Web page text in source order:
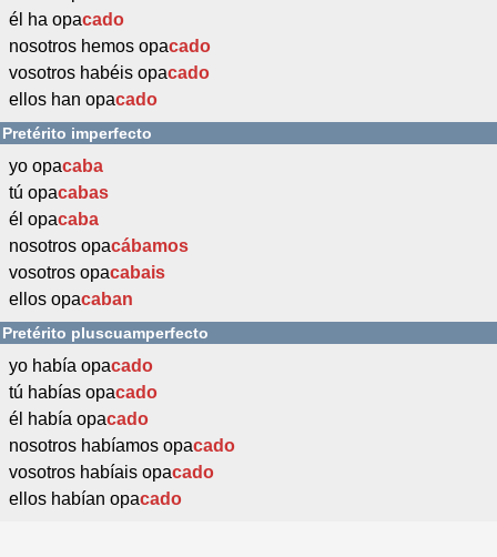
él ha opacado
nosotros hemos opacado
vosotros habéis opacado
ellos han opacado
Pretérito imperfecto
yo opacaba
tú opacabas
él opacaba
nosotros opacábamos
vosotros opacabais
ellos opacaban
Pretérito pluscuamperfecto
yo había opacado
tú habías opacado
él había opacado
nosotros habíamos opacado
vosotros habíais opacado
ellos habían opacado